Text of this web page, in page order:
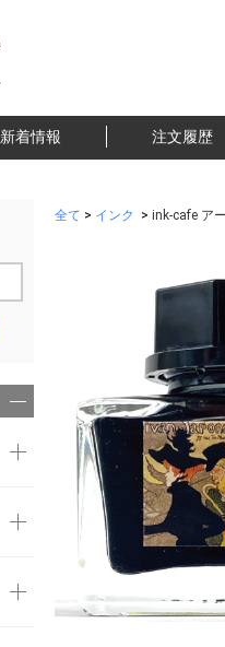
新着情報 注文履歴
全て > インク > ink-cafe ア